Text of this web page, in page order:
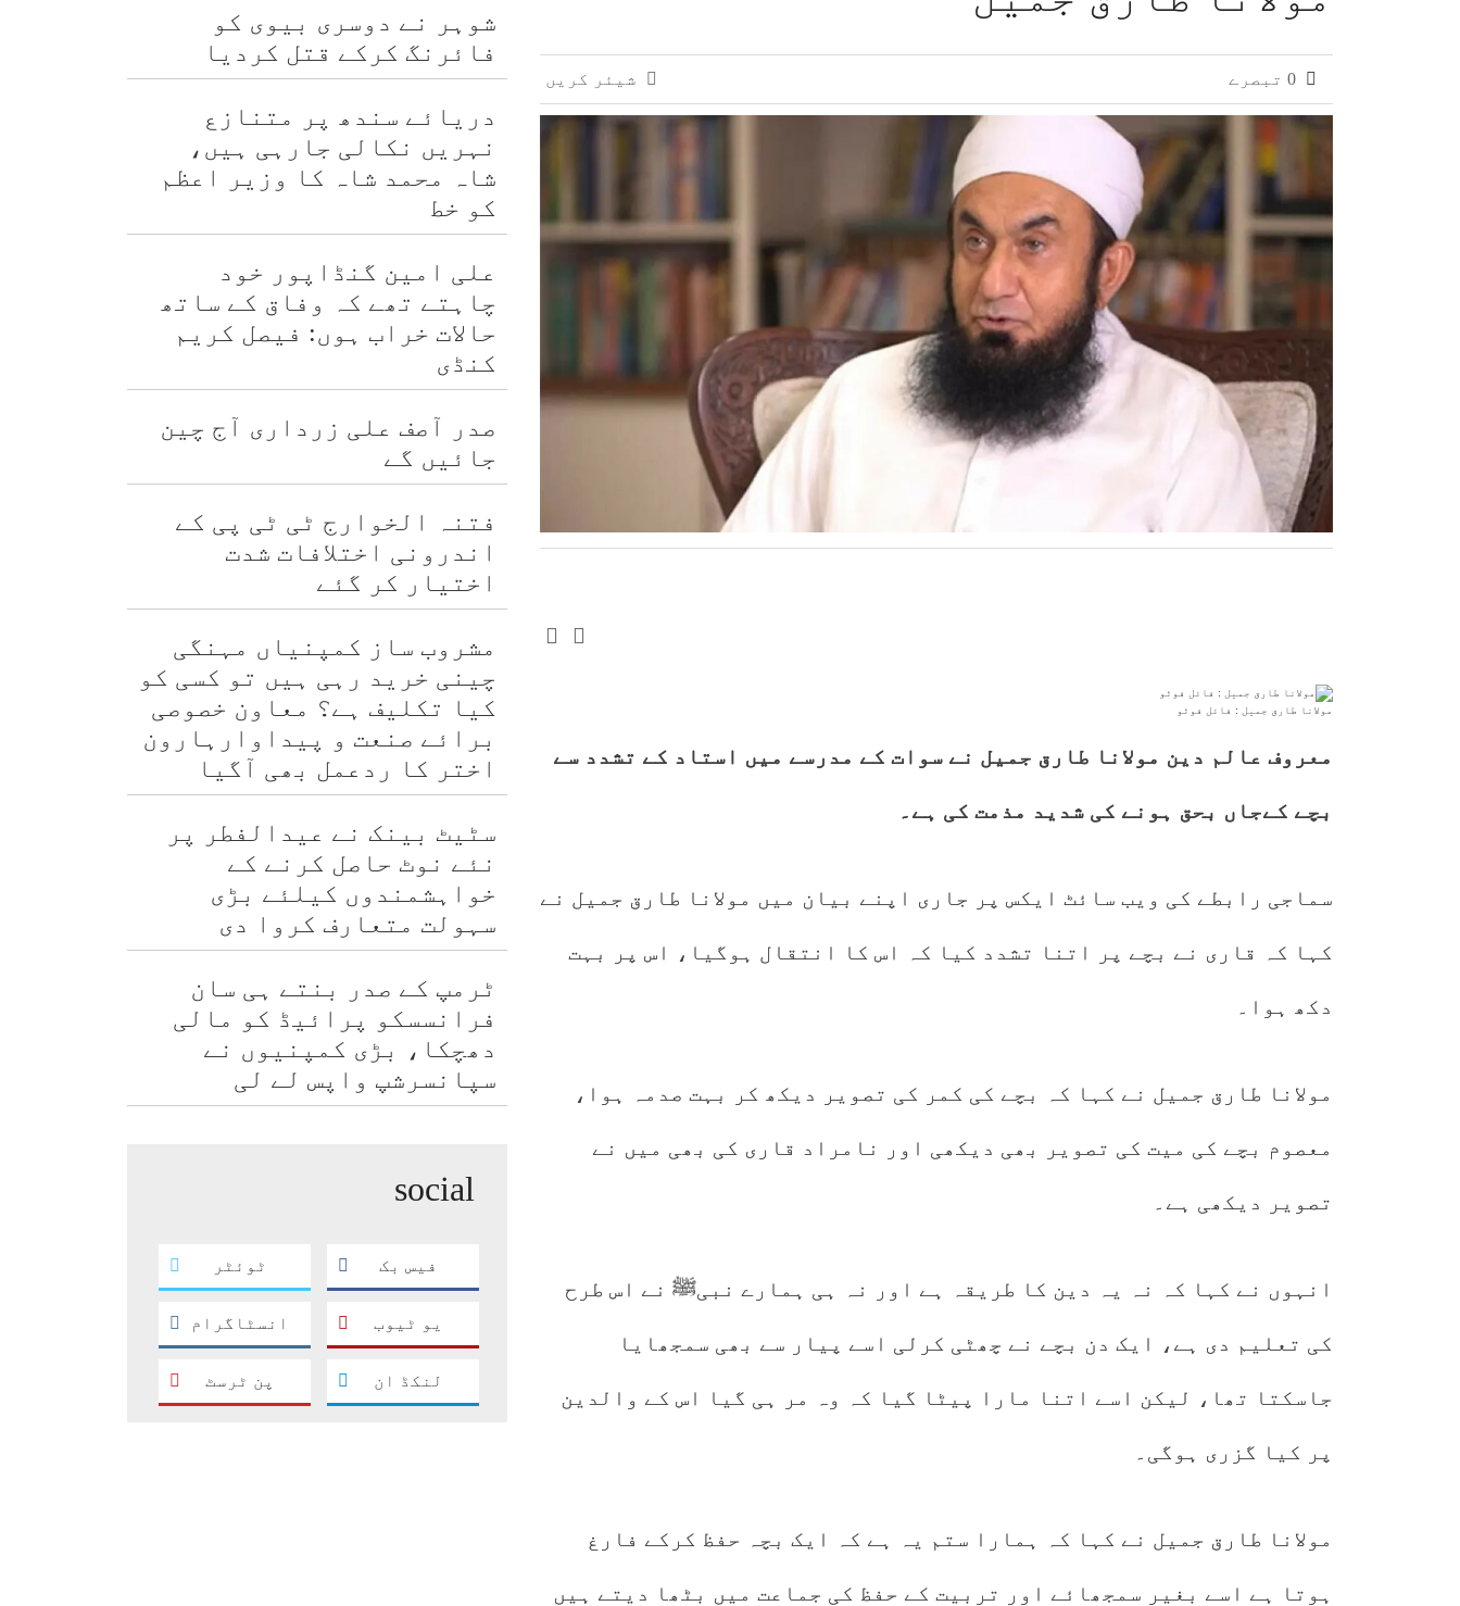
شوہر نے دوسری بیوی کو
فائرنگ کرکے قتل کردیا
دریائے سندھ پر متنازع
نہریں نکالی جارہی ہیں،
شاہ محمد شاہ کا وزیر اعظم
کو خط
علی امین گنڈاپور خود
چاہتے تھے کہ وفاق کے ساتھ
حالات خراب ہوں: فیصل کریم
کنڈی
صدر آصف علی زرداری آج چین
جائیں گے
فتنہ الخوارج ٹی ٹی پی کے
اندرونی اختلافات شدت
اختیار کر گئے
مشروب ساز کمپنیاں مہنگی
چینی خرید رہی ہیں تو کسی کو
کیا تکلیف ہے؟ معاون خصوصی
برائے صنعت و پیداوارہارون
اختر کا ردعمل بھی آگیا
سٹیٹ بینک نے عیدالفطر پر
نئے نوٹ حاصل کرنے کے
خواہشمندوں کیلئے بڑی
سہولت متعارف کروا دی
ٹرمپ کے صدر بنتے ہی سان
فرانسسکو پرائیڈ کو مالی
دھچکا، بڑی کمپنیوں نے
سپانسرشپ واپس لے لی
social
فیس بک ٹوئٹر
یو ٹیوب انسٹاگرام
لنکڈ ان پن ٹرسٹ
شیئر کریں
مولانا طارق جمیل : فائل فوٹو
معروف عالم دین مولانا طارق جمیل نے سوات کے مدرسے میں استاد کے تشدد سے
بچے کےجاں بحق ہونے کی شدید مذمت کی ہے۔
سماجی رابطے کی ویب سائٹ ایکس پر جاری اپنے بیان میں مولانا طارق جمیل نے
کہا کہ قاری نے بچے پر اتنا تشدد کیا کہ اس کا انتقال ہوگیا، اس پر بہت
دکھ ہوا۔
مولانا طارق جمیل نے کہا کہ بچے کی کمر کی تصویر دیکھ کر بہت صدمہ ہوا،
معصوم بچے کی میت کی تصویر بھی دیکھی اور نامراد قاری کی بھی میں نے
تصویر دیکھی ہے۔
انہوں نے کہا کہ نہ یہ دین کا طریقہ ہے اور نہ ہی ہمارے نبیﷺ نے اس طرح
کی تعلیم دی ہے، ایک دن بچے نے چھٹی کرلی اسے پیار سے بھی سمجھایا
جاسکتا تھا، لیکن اسے اتنا مارا پیٹا گیا کہ وہ مر ہی گیا اس کے والدین
پر کیا گزری ہوگی۔
مولانا طارق جمیل نے کہا کہ ہمارا ستم یہ ہے کہ ایک بچہ حفظ کرکے فارغ
ہوتا ہے اسے بغیر سمجھائے اور تربیت کے حفظ کی جماعت میں بٹھا دیتے ہیں